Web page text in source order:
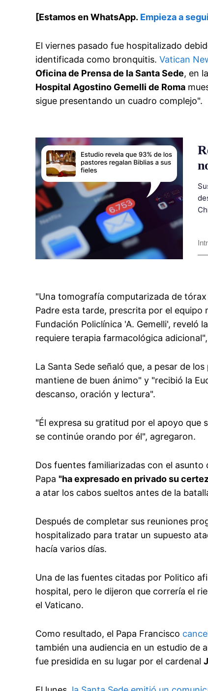
[Estamos en WhatsApp. Empieza a
El viernes pasado fue hospitalizado
identificada como bronquitis. Vatican
Oficina de Prensa de la Santa Sede, en
Hospital Agostino Gemelli de Roma
sigue presentando un cuadro complejo".
"Una tomografía computarizada de
Padre esta tarde, prescrita por el equipo
Fundación Policlínica 'A. Gemelli', reveló
requiere terapia farmacológica
La Santa Sede señaló que, a pesar de
mantiene de buen ánimo" y "recibió la
descanso, oración y lectura".
"Él expresa su gratitud por el apoyo que
se continúe orando por él", agregaron.
Dos fuentes familiarizadas con el asunto
Papa "ha expresado en privado su
a atar los cabos sueltos antes de la
Después de completar sus reuniones
hospitalizado para tratar un supuesto
hacía varios días.
Una de las fuentes citadas por Politico
hospital, pero le dijeron que correría el
el Vaticano.
Como resultado, el Papa Francisco
también una audiencia en un estudio de
fue presidida en su lugar por el cardenal